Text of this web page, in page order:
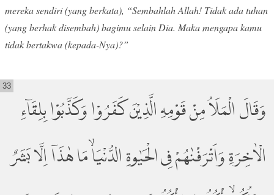
mereka sendiri (yang berkata), “Sembahlah Allah! Tidak ada tuhan
(yang berhak disembah) bagimu selain Dia. Maka mengapa kamu
tidak bertakwa (kepada-Nya)?”
وَقَالَ الْمَلَاُ مِنْ قَوْمِهِ الَّذِيْنَ كَفَرُوْا وَكَذَّبُوْا بِلِقَاۤءِ
الْاٰخِرَةِ وَاَتْرَفْنٰهُمْ فِى الْحَيٰوةِ الدُّنْيَاۙ مَا هٰذَآ اِلَّا بَشَرٌ
33